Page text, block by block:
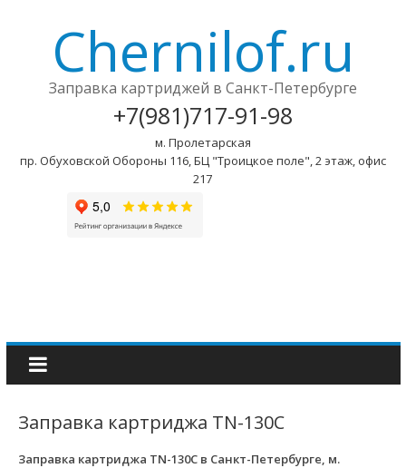
Chernilof.ru
Заправка картриджей в Санкт-Петербурге
+7(981)717-91-98
м. Пролетарская
пр. Обуховской Обороны 116, БЦ "Троицкое поле", 2 этаж, офис
217
Заправка картриджа TN-130C
Заправка картриджа TN-130C в Санкт-Петербурге, м.